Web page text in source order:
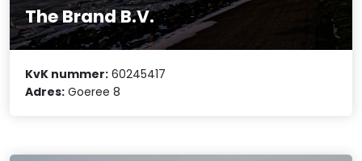
The Brand B.V.
KvK nummer: 60245417
Adres: Goeree 8